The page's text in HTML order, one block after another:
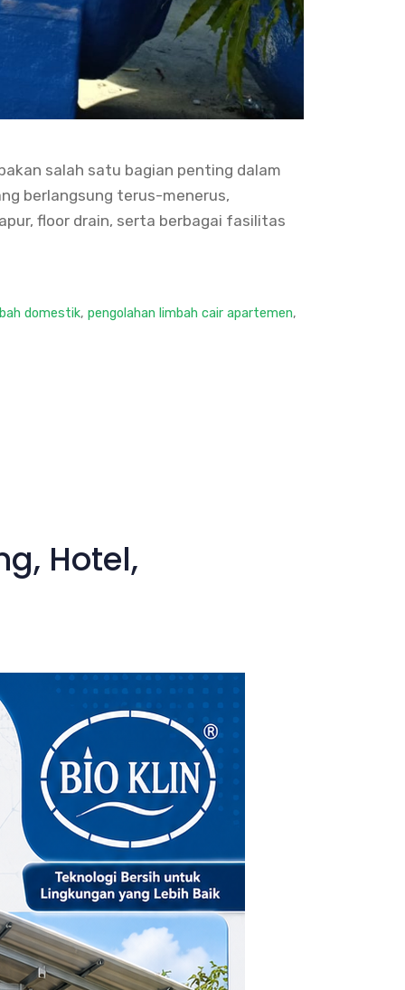
salah satu bagian penting dalam
berlangsung terus-menerus,
floor drain, serta berbagai fasilitas
domestik,pengolahan limbah cair apartemen,
Hotel,